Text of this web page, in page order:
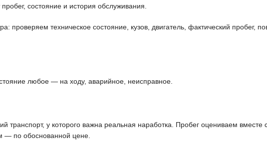
состояние и история обслуживания.
техническое состояние, кузов, двигатель, фактический пробег,
любое — на ходу, аварийное, неисправное.
транспорт, у которого важна реальная наработка. Пробег оцениваем вместе
— по обоснованной цене.